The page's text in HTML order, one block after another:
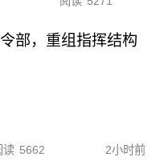
部，重组指挥结构
读 5662 2小时前